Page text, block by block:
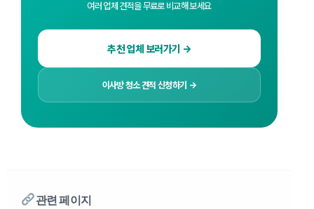
여러 업체 견적을 무료로 비교해 보세요
추천 업체 보러가기 →
이사방 청소 견적 신청하기 →
관련 페이지